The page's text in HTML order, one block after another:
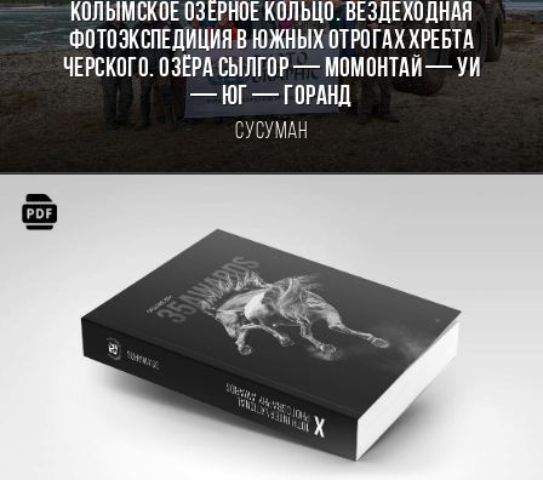
КОЛЫМСКОЕ ОЗЁРНОЕ КОЛЬЦО. Вездеходная
фотоэкспедиция в южных отрогах хребта
Черского. Озёра Сылгор — Момонтай — Уи
— Юг — Горанд
Сусуман